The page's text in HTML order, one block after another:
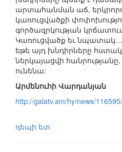
արտահանման աճ,
կառուցվածքի
գործազրկության
Կառուցվածք եւ
եթե այդ խնդիրները
ներկայացվի հանրությանը,
ունենա:
Արմենուհի Վարդանյան
http://galatv.am/hy/news/116595/
դեպի ետ